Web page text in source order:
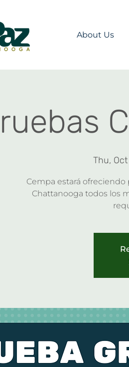
About Us
Thu, Oct
Cempa estará ofreciendo
Chattanooga todos los